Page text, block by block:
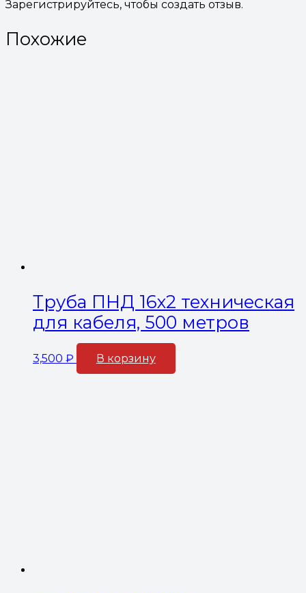
Зарегистрируйтесь, чтобы создать отзыв.
Похожие
Труба ПНД 16х2 техническая
для кабеля, 500 метров
3,500 ₽ В корзину